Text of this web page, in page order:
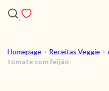
Homepage > Receitas Veggie >
tomate com feijão